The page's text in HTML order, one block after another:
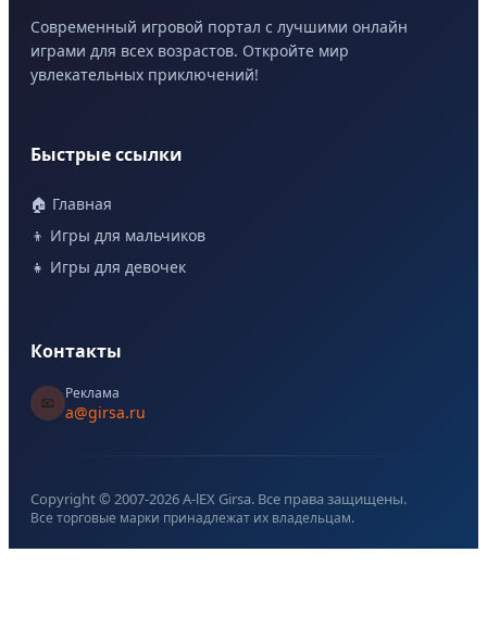
Современный игровой портал с лучшими онлайн
играми для всех возрастов. Откройте мир
увлекательных приключений!
Быстрые ссылки
🏠 Главная
👦 Игры для мальчиков
👧 Игры для девочек
Контакты
📧
Реклама
a@girsa.ru
Copyright © 2007-2026A-lEX Girsa. Все права защищены.
Все торговые марки принадлежат их владельцам.